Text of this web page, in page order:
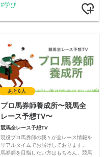
学び
あと6人
プロ馬券師養成所〜競馬全
レース予想TV〜
競馬全レース予想TV
現役プロ馬券師の我々が全レース情報を
リアルタイムでお届けしております。
馬券師を目指したい方はもちろん、競馬